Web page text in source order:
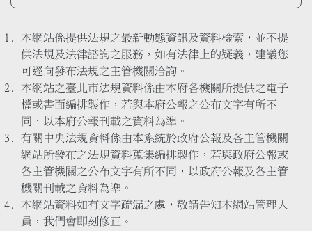
本網站係提供法規之最新動態資訊及資料檢索，並不提
供法規及法律諮詢之服務，如有法律上的疑義，建議您
可逕向發布法規之主管機關洽詢。
本網站之臺北市法規資料係由本府各機關所提供之電子
檔或書面編排製作，若與本府公報之公布文字有所不
同，以本府公報刊載之資料為準。
有關中央法規資料係由本系統於政府公報及各主管機關
網站所發布之法規資料蒐集編排製作，若與政府公報或
各主管機關之公布文字有所不同，以政府公報及各主管
機關刊載之資料為準。
本網站資料如有文字疏漏之處，敬請告知本網站管理人
員，我們會即刻修正。